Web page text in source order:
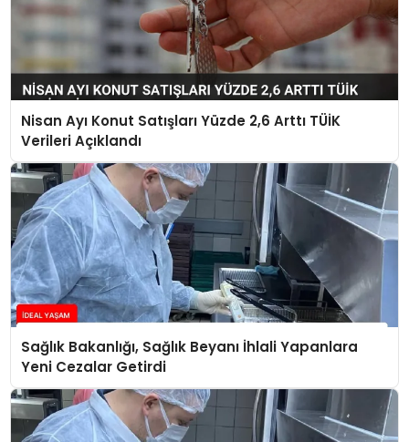
Nisan Ayı Konut Satışları Yüzde 2,6 Arttı TÜİK
Verileri Açıklandı
Sağlık Bakanlığı, Sağlık Beyanı İhlali Yapanlara
Yeni Cezalar Getirdi